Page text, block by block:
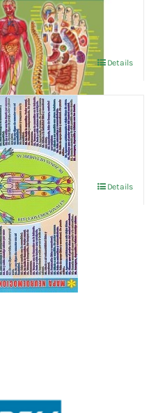
Details
DEL CUERPO
Details